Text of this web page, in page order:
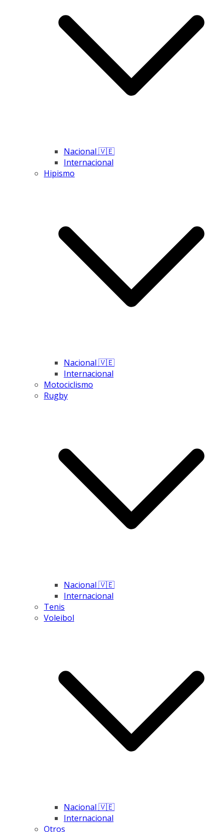
Nacional 🇻🇪
Internacional
Hipismo
Nacional 🇻🇪
Internacional
Motociclismo
Rugby
Nacional 🇻🇪
Internacional
Tenis
Voleibol
Nacional 🇻🇪
Internacional
Otros